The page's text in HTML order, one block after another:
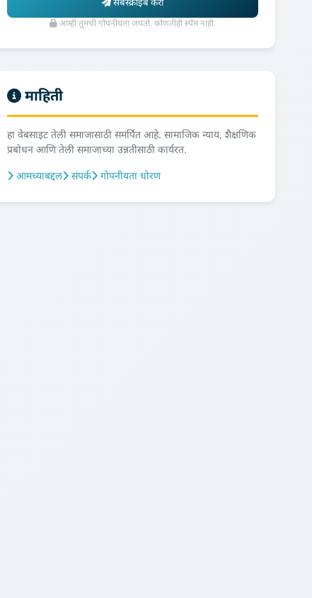
सबस्क्राइब करा
आम्ही तुमची गोपनीयता जपतो. कोणतीही स्पॅम नाही.
माहिती
हा वेबसाइट तेली समाजासाठी समर्पित आहे. सामाजिक न्याय, शैक्षणिक
प्रबोधन आणि तेली समाजाच्या उन्नतीसाठी कार्यरत.
आमच्याबद्दल
संपर्क गोपनीयता धोरण